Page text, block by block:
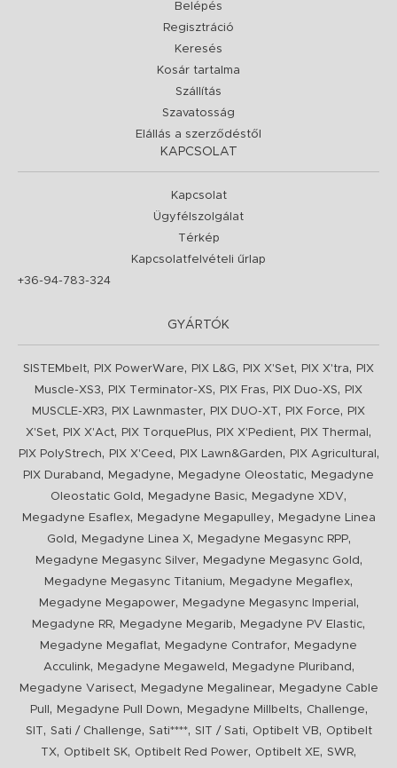
Belépés
Regisztráció
Keresés
Kosár tartalma
Szállítás
Szavatosság
Elállás a szerződéstől
KAPCSOLAT
Kapcsolat
Ügyfélszolgálat
Térkép
Kapcsolatfelvételi űrlap
+36-94-783-324
GYÁRTÓK
SISTEMbelt, PIX PowerWare, PIX L&G, PIX X'Set, PIX X'tra,
PIX
Muscle-XS3, PIX Terminator-XS, PIX Fras, PIX Duo-XS,
PIX
MUSCLE-XR3, PIX Lawnmaster, PIX DUO-XT , PIX Force,
PIX
X'Set, PIX X'Act, PIX TorquePlus, PIX X'Pedient, PIX Thermal ,
PIX PolyStrech, PIX X'Ceed , PIX Lawn&Garden, PIX Agricultural ,
PIX Duraband , Megadyne, Megadyne Oleostatic,
Megadyne
Oleostatic Gold , Megadyne Basic, Megadyne XDV,
Megadyne Esaflex, Megadyne Megapulley,
Megadyne Linea
Gold , Megadyne Linea X, Megadyne Megasync RPP,
Megadyne Megasync Silver, Megadyne Megasync Gold ,
Megadyne Megasync Titanium, Megadyne Megaflex,
Megadyne Megapower, Megadyne Megasync Imperial ,
Megadyne RR, Megadyne Megarib, Megadyne PV Elastic,
Megadyne Megaflat, Megadyne Contrafor,
Megadyne
Acculink, Megadyne Megaweld , Megadyne Pluriband ,
Megadyne Varisect, Megadyne Megalinear,
Megadyne Cable
Pull
, Megadyne Pull Down, Megadyne Millbelts, Challenge,
SIT , Sati / Challenge, Sati****, SIT / Sati, Optibelt VB, Optibelt
TX, Optibelt SK, Optibelt Red Power, Optibelt XE, SWR,